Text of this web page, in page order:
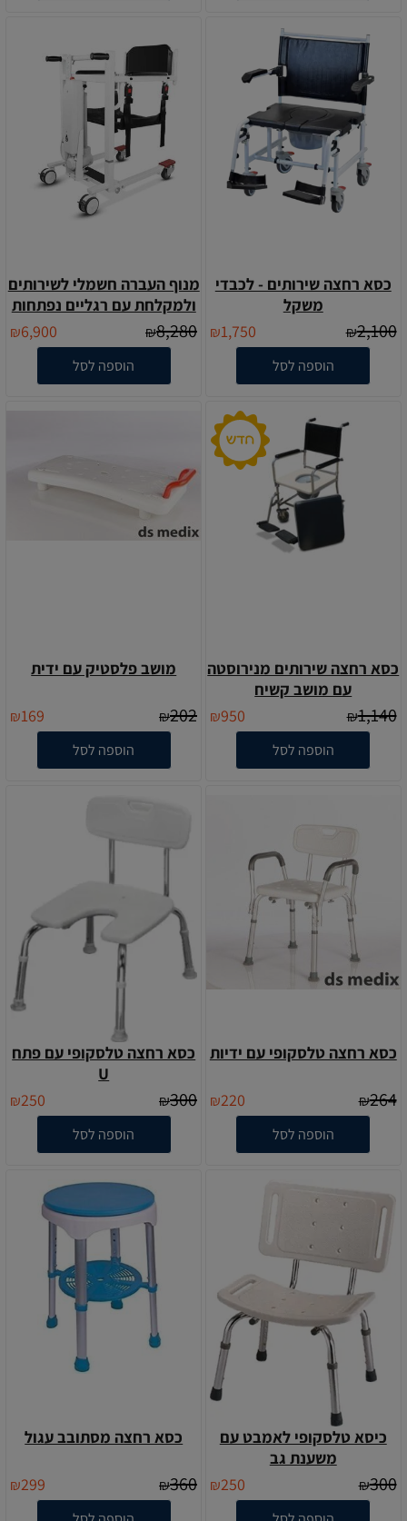
כסא רחצה שירותים - לכבדי
משקל
₪2,100
₪1,750
הוספה לסל
מנוף העברה חשמלי לשירותים
ולמקלחת עם רגליים נפתחות
₪8,280
₪6,900
הוספה לסל
כסא רחצה שירותים מנירוסטה
עם מושב קשיח
₪1,140
₪950
הוספה לסל
מושב פלסטיק עם ידית
₪202
₪169
הוספה לסל
כסא רחצה טלסקופי עם ידיות
₪264
₪220
הוספה לסל
כסא רחצה טלסקופי עם פתח
U
₪300
₪250
הוספה לסל
כיסא טלסקופי לאמבט עם
משענת גב
₪300
₪250
כסא רחצה מסתובב עגול
₪360
₪299